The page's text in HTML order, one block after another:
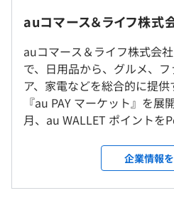
プロジェクトごとに選択、ウ
＜雇入時＞
東京本社、および自宅
＜変更範囲＞
会社の定める場所（テレワー
受動喫煙防止措置に関する事項
従業員に対する受動喫煙対策：
の自主性に任せています
土曜日・日曜日・国民の祝日
初年度12日、入社次年度以降
研修の有無及び内容
新入社員研修、OJT研修
前年度の月平均所定外労働時
前年度の有給休暇の平均取得日
auコマース＆ライフ株式
auコマース＆ライフ株式会
で、日用品から、グルメ、
ア、家電などを総合的に提
『au PAY マーケット』を展開して
月、au WALLET ポイントを
後もKDDIグループのアセッ
を生かし、お客さま・出店
PAY マーケット』のさらな
企業情報